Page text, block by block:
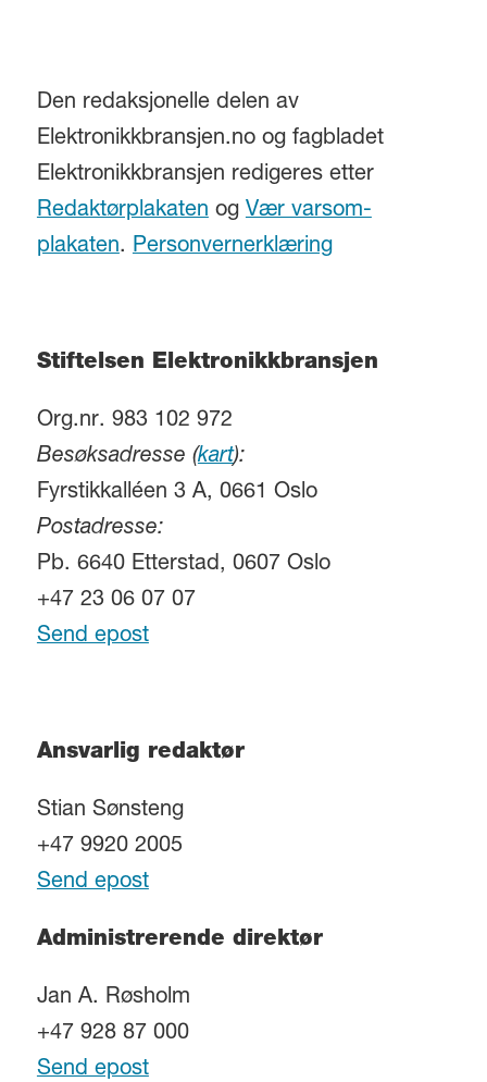
Den redaksjonelle delen av
Elektronikkbransjen.no og fagbladet
Elektronikkbransjen redigeres etter
Redaktørplakatenog Vær varsom-
plakaten. Personvernerklæring
Stiftelsen Elektronikkbransjen
Org.nr. 983 102 972
Besøksadresse (kart):
Fyrstikkalléen 3 A, 0661 Oslo
Postadresse:
Pb. 6640 Etterstad, 0607 Oslo
+47 23 06 07 07
Send epost
Ansvarlig redaktør
Stian Sønsteng
+47 9920 2005
Send epost
Administrerende direktør
Jan A. Røsholm
+47 928 87 000
Send epost